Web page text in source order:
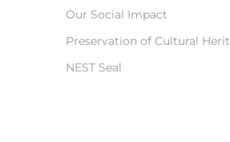
Our Social Impact
Preservation of Cultural
NEST Seal